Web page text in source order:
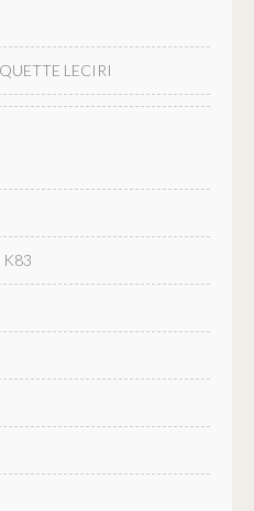
LECIRI
K83